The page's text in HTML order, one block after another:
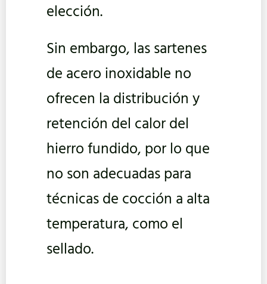
elección.
Sin embargo, las sartenes
de acero inoxidable no
ofrecen la distribución y
retención del calor del
hierro fundido, por lo que
no son adecuadas para
técnicas de cocción a alta
temperatura, como el
sellado.